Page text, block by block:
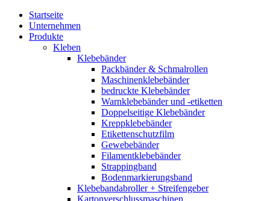
Startseite
Unternehmen
Produkte
Kleben
Klebebänder
Packbänder & Schmalrollen
Maschinenklebebänder
bedruckte Klebebänder
Warnklebebänder und -etiketten
Doppelseitige Klebebänder
Kreppklebebänder
Etikettenschutzfilm
Gewebebänder
Filamentklebebänder
Strappingband
Bodenmarkierungsband
Klebebandabroller + Streifengeber
Kartonverschlussmaschinen